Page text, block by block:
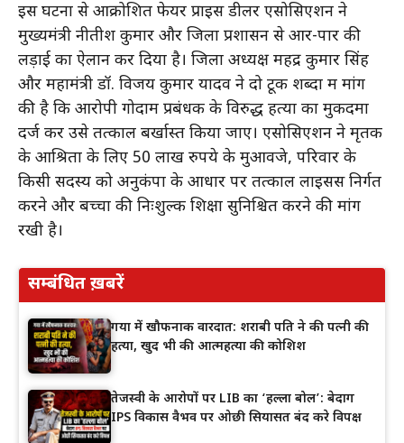
इस घटना से आक्रोशित फेयर प्राइस डीलर एसोसिएशन ने
मुख्यमंत्री नीतीश कुमार और जिला प्रशासन से आर-पार की
लड़ाई का ऐलान कर दिया है। जिला अध्यक्ष महेंद्र कुमार सिंह
और महामंत्री डॉ. विजय कुमार यादव ने दो टूक शब्दों में मांग
की है कि आरोपी गोदाम प्रबंधक के विरुद्ध हत्या का मुकदमा
दर्ज कर उसे तत्काल बर्खास्त किया जाए। एसोसिएशन ने मृतक
के आश्रितों के लिए 50 लाख रुपये के मुआवजे, परिवार के
किसी सदस्य को अनुकंपा के आधार पर तत्काल लाइसेंस निर्गत
करने और बच्चों की निःशुल्क शिक्षा सुनिश्चित करने की मांग
रखी है।
सम्बंधित ख़बरें
गया में खौफनाक वारदात: शराबी पति ने की पत्नी की
हत्या, खुद भी की आत्महत्या की कोशिश
तेजस्वी के आरोपों पर LIB का ‘हल्ला बोल’: बेदाग
IPS विकास वैभव पर ओछी सियासत बंद करे विपक्ष